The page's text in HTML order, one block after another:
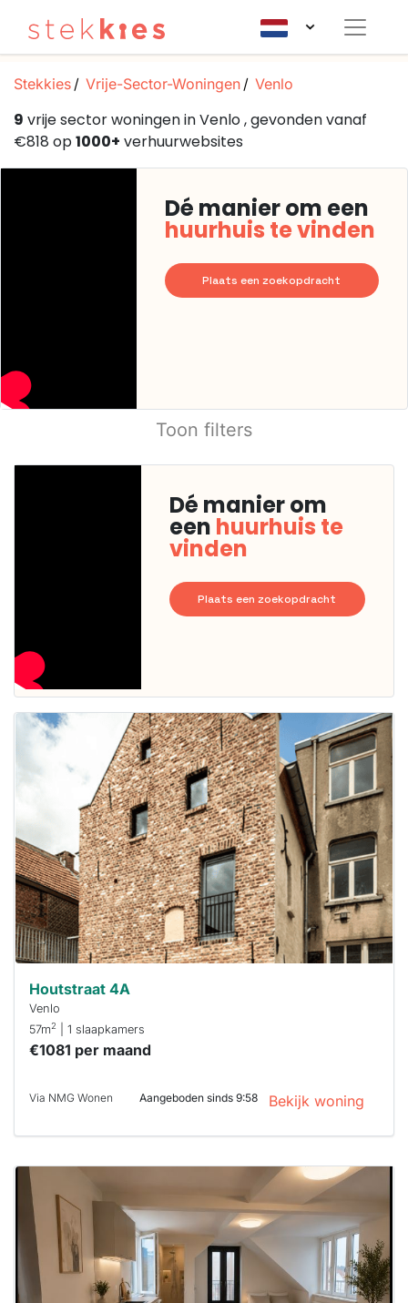
Stekkies Vrije-Sector-Woningen Venlo
9 vrije sector woningen in Venlo , gevonden vanaf
€818 op1000+ verhuurwebsites
Dé manier om een
huurhuis te vinden
Plaats een zoekopdracht
Toon filters
Dé manier om
een huurhuis te
vinden
Plaats een zoekopdracht
Deze woning
waarschijnlijk
al verhuurd
Om kans te
maken moet je
binnen 15
minuten
reageren.
Stekkies helpt
je hierbij!
Houtstraat 4A
Venlo
57m2 | 1 slaapkamers
€1081 per maand
Via NMG Wonen Aangeboden sinds 9:58 Bekijk woning
is
al verhuurd
Om kans te
maken moet je
binnen 15
minuten
reageren.